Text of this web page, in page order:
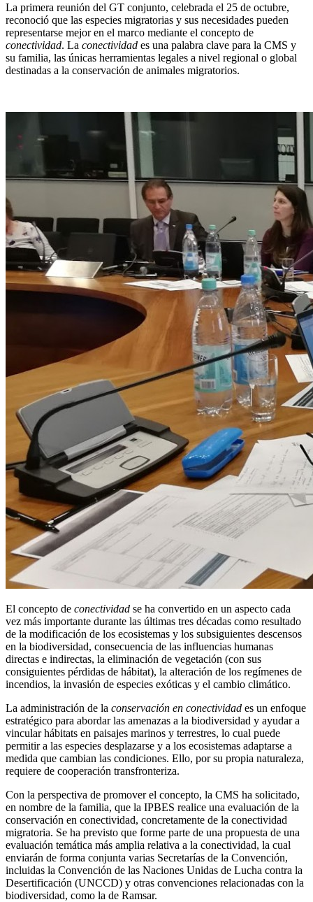
La primera reunión del GT conjunto, celebrada el 25 de octubre,
reconoció que las especies migratorias y sus necesidades pueden
representarse mejor en el marco mediante el concepto de
conectividad. La conectividad es una palabra clave para la CMS y
su familia, las únicas herramientas legales a nivel regional o global
destinadas a la conservación de animales migratorios.
El concepto de conectividad se ha convertido en un aspecto cada
vez más importante durante las últimas tres décadas como resultado
de la modificación de los ecosistemas y los subsiguientes descensos
en la biodiversidad, consecuencia de las influencias humanas
directas e indirectas, la eliminación de vegetación (con sus
consiguientes pérdidas de hábitat), la alteración de los regímenes de
incendios, la invasión de especies exóticas y el cambio climático.
La administración de la conservación en conectividad es un enfoque
estratégico para abordar las amenazas a la biodiversidad y ayudar a
vincular hábitats en paisajes marinos y terrestres, lo cual puede
permitir a las especies desplazarse y a los ecosistemas adaptarse a
medida que cambian las condiciones. Ello, por su propia naturaleza,
requiere de cooperación transfronteriza.
Con la perspectiva de promover el concepto, la CMS ha solicitado,
en nombre de la familia, que la IPBES realice una evaluación de la
conservación en conectividad, concretamente de la conectividad
migratoria. Se ha previsto que forme parte de una propuesta de una
evaluación temática más amplia relativa a la conectividad, la cual
enviarán de forma conjunta varias Secretarías de la Convención,
incluidas la Convención de las Naciones Unidas de Lucha contra la
Desertificación (UNCCD) y otras convenciones relacionadas con la
biodiversidad, como la de Ramsar.